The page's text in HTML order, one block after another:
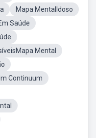
Mapa MentalIdoso
Saúde
Mental
Continuum